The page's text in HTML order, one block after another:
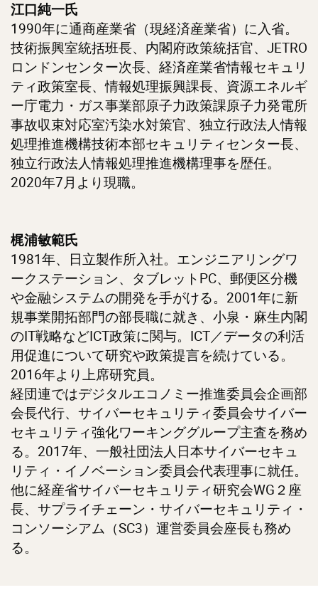
江口純一氏
1990年に通商産業省（現経済産業省）に入省。
技術振興室統括班長、内閣府政策統括官、JETRO
ロンドンセンター次長、経済産業省情報セキュリ
ティ政策室長、情報処理振興課長、資源エネルギ
ー庁電力・ガス事業部原子力政策課原子力発電所
事故収束対応室汚染水対策官、独立行政法人情報
処理推進機構技術本部セキュリティセンター長、
独立行政法人情報処理推進機構理事を歴任。
2020年7月より現職。
梶浦敏範氏
1981年、日立製作所入社。エンジニアリングワ
ークステーション、タブレットPC、郵便区分機
や金融システムの開発を手がける。2001年に新
規事業開拓部門の部長職に就き、小泉・麻生内閣
のIT戦略などICT政策に関与。ICT／データの利活
用促進について研究や政策提言を続けている。
2016年より上席研究員。
経団連ではデジタルエコノミー推進委員会企画部
会長代行、サイバーセキュリティ委員会サイバー
セキュリティ強化ワーキンググループ主査を務め
る。2017年、一般社団法人日本サイバーセキュ
リティ・イノベーション委員会代表理事に就任。
他に経産省サイバーセキュリティ研究会WG２座
長、サプライチェーン・サイバーセキュリティ・
コンソーシアム（SC3）運営委員会座長も務め
る。